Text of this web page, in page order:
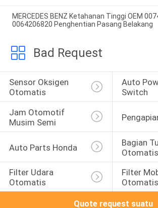
MERCEDES BENZ Ketahanan Tinggi OEM
0064206820 Penghentian Pasang Belakang
Bad Request
Sensor Oksigen
Otomatis
Auto
Switch
Jam Otomotif
Musim Semi
Auto Parts Honda
Bagian
Otomatis
Filter Udara
Otomatis
Filter
Otomatis
Quote request suatu